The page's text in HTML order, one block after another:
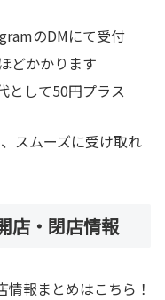
のDMにて受付
どかかります
として50円プラス
スムーズに受け取れ
店・閉店情報
報まとめはこちら！